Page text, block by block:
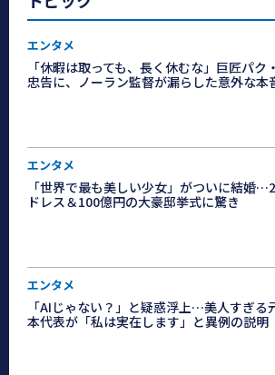
エンタメ
「休暇は取っても、長く休むな」巨匠パク
忠告に、ノーラン監督が漏らした意外な本
エンタメ
「世界で最も美しい少女」がついに結婚
ドレス＆100億円の大豪邸挙式に驚き
エンタメ
「AIじゃない？」と疑惑浮上…美人すぎる
本代表が「私は実在します」と異例の説明